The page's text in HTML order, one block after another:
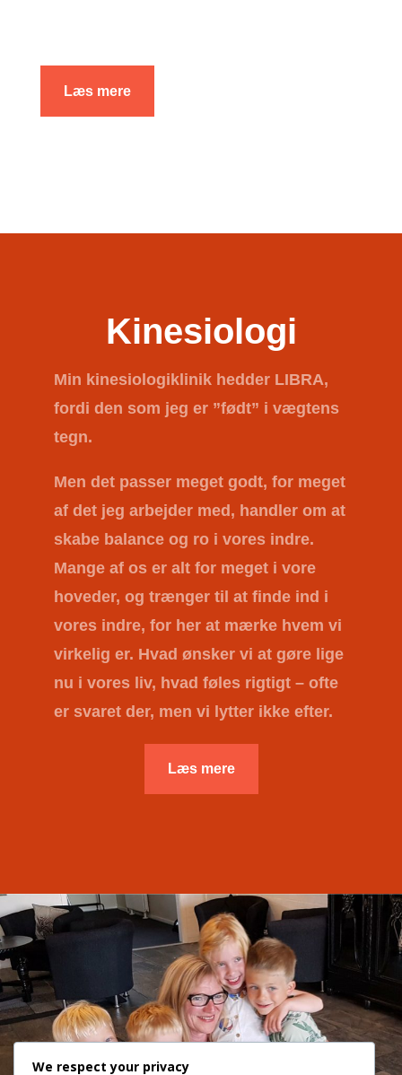
Læs mere
Kinesiologi
Min kinesiologiklinik hedder LIBRA,
fordi den som jeg er ”født” i vægtens
tegn.
Men det passer meget godt, for meget
af det jeg arbejder med, handler om at
skabe balance og ro i vores indre.
Mange af os er alt for meget i vore
hoveder, og trænger til at finde ind i
vores indre, for her at mærke hvem vi
virkelig er. Hvad ønsker vi at gøre lige
nu i vores liv, hvad føles rigtigt – ofte
er svaret der, men vi lytter ikke efter.
Læs mere
We respect your privacy